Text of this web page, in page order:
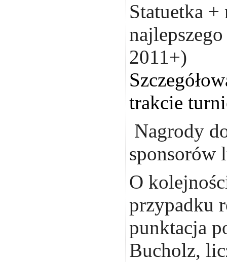
Statuetka
2011+)
trakcie
Nagrody
sponsorów
O
przypadku
punktacja
Bucholz,